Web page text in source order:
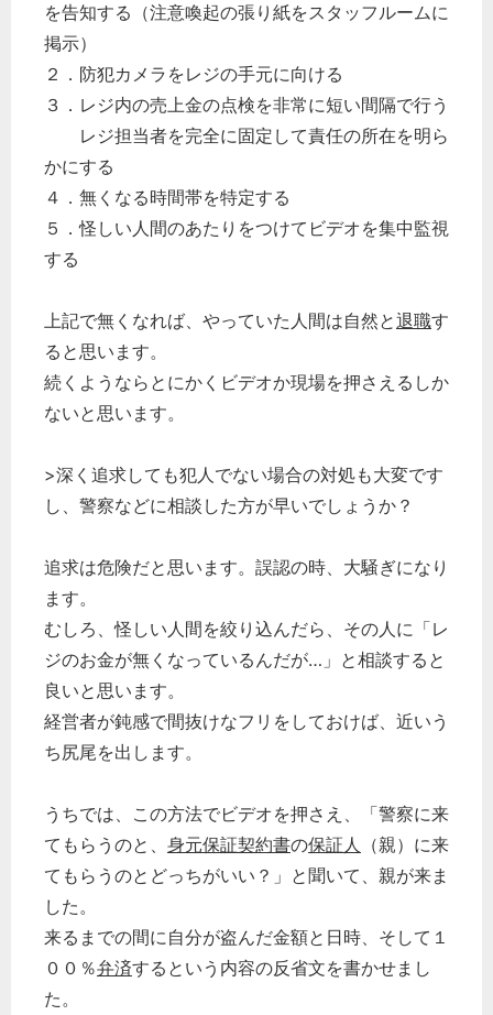
を告知する（注意喚起の張り紙をスタッフルームに
掲示）
２．防犯カメラをレジの手元に向ける
３．レジ内の売上金の点検を非常に短い間隔で行う
レジ担当者を完全に固定して責任の所在を明ら
かにする
４．無くなる時間帯を特定する
５．怪しい人間のあたりをつけてビデオを集中監視
する
上記で無くなれば、やっていた人間は自然と退職す
ると思います。
続くようならとにかくビデオか現場を押さえるしか
ないと思います。
>深く追求しても犯人でない場合の対処も大変です
し、警察などに相談した方が早いでしょうか？
追求は危険だと思います。誤認の時、大騒ぎになり
ます。
むしろ、怪しい人間を絞り込んだら、その人に「レ
ジのお金が無くなっているんだが…」と相談すると
良いと思います。
経営者が鈍感で間抜けなフリをしておけば、近いう
ち尻尾を出します。
うちでは、この方法でビデオを押さえ、「警察に来
てもらうのと、 身元保証契約書の保証人 （親）に来
てもらうのとどっちがいい？」と聞いて、親が来ま
した。
来るまでの間に自分が盗んだ金額と日時、そして１
００％弁済するという内容の反省文を書かせまし
た。